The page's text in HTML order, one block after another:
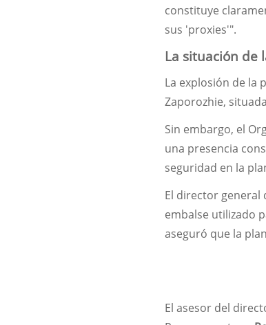
constituye
sus 'proxies'".
La situación de
La explosión de la
Zaporozhie,
Sin embargo, el
una presencia
seguridad en la
El director general
embalse utilizado
aseguró que la
El asesor del